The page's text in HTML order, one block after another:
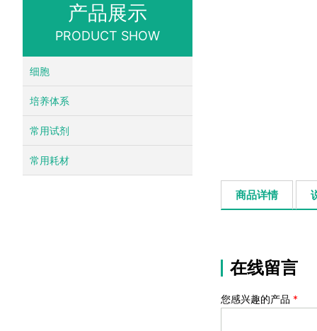
产品展示
PRODUCT SHOW
细胞
培养体系
常用试剂
常用耗材
商品详情
在线留言
您感兴趣的产品 *